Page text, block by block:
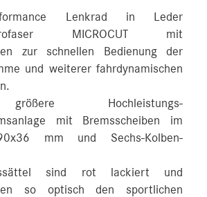
Lenkrad in Leder
MICROCUT mit
zur schnellen Bedienung der
und weiterer fahrdynamischen
Hochleistungs-
mit Bremsscheiben im
mm und Sechs-Kolben-
sind rot lackiert und
so optisch den sportlichen